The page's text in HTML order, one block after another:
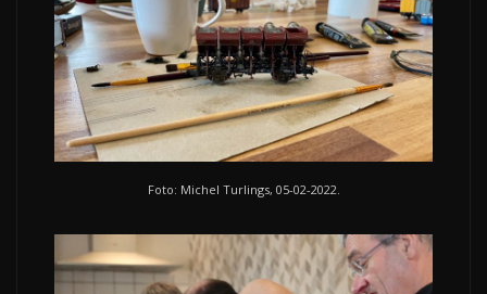
Foto: Michel Turlings, 05-02-2022.